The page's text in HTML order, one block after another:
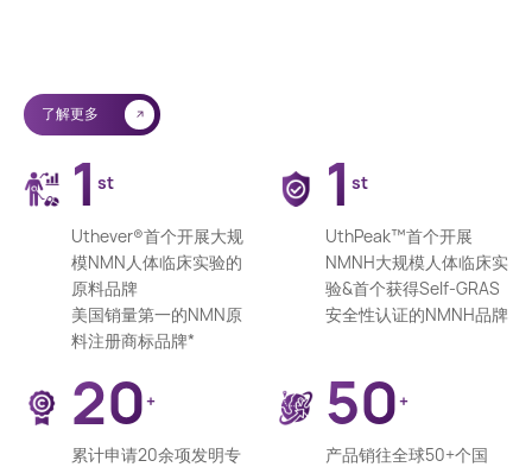
了解更多
1 st
Uthever®首个开展大规
模NMN人体临床实验的
原料品牌
美国销量第一的NMN原
料注册商标品牌*
1 st
UthPeak™首个开展
NMNH大规模人体临床实
验&首个获得Self-GRAS
安全性认证的NMNH品牌
20+
累计申请20余项发明专
50+
产品销往全球50+个国